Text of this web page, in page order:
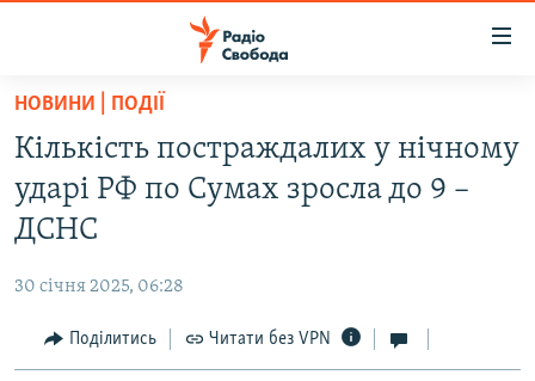
Перейти
основного
матеріалу
Перейти
до
основної
Перейти
до
ВСЕ ЗА ДОБУ
СТАТТІ
СУСПІЛЬСТВО
РОСІЙСЬКА «ФІЛЬТРАЦІЯ»
ДОНБАС.РЕАЛІЇ
НОВИНИ | ПОДІЇ
Кількість постраждалих у нічному
ударі РФ по Сумах зросла до 9 –
ДСНС
30 січня 2025, 06:28
Поділитись Читати без VPN